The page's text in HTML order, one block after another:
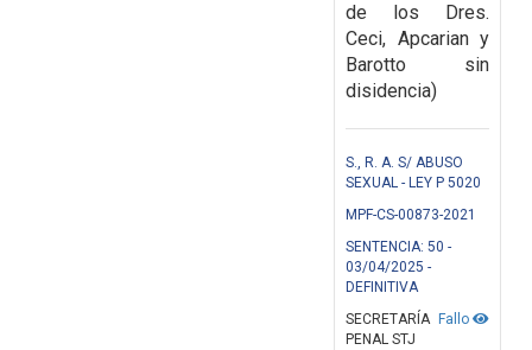
de los Dres.
Ceci, Apcarian y
Barotto sin
disidencia)
S., R. A. S/ ABUSO
SEXUAL - LEY P 5020
MPF-CS-00873-2021
SENTENCIA: 50 -
03/04/2025 -
DEFINITIVA
Fallo
SECRETARÍA
PENAL STJ